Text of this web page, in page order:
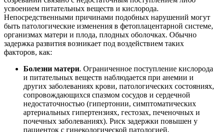
усвоением питательных веществ и кислорода.
Непосредственными причинами подобных нарушений могут
быть патологические изменения в фетоплацентарной системе,
организмах матери и плода, плодных оболочках. Обычно
задержка развития возникает под воздействием таких
факторов, как:
Болезни матери. Ограниченное поступление кислорода
и питательных веществ наблюдается при анемии и
других заболеваниях крови, патологических состояниях,
сопровождающихся спазмом сосудов и сердечной
недостаточностью (гипертонии, симптоматических
артериальных гипертензиях, гестозах, печеночных и
почечных заболеваниях). Риск задержки повышен у
пациенток с гинекологической патологией,